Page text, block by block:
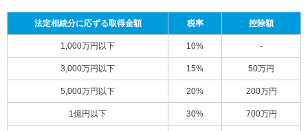
法定相続分に応ずる取得金額 税率 控除額
1,000万円以下 10% -
3,000万円以下 15% 50万円
5,000万円以下 20% 200万円
1億円以下 30% 700万円